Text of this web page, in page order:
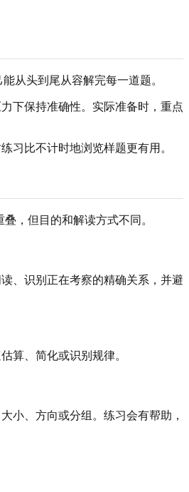
从头到尾从容解完每一道题。
下保持准确性。实际准备时，重点
习比不计时地浏览样题更有用。
，但目的和解读方式不同。
、识别正在考察的精确关系，并避
算、简化或识别规律。
小、方向或分组。练习会有帮助，